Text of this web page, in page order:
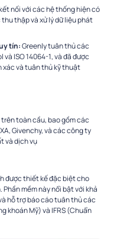
nối với các hệ thống hiện có
thu thập và xử lý dữ liệu phát
tín:Greenly tuân thủ các
ISO 14064-1, và đã được
xác và tuân thủ kỹ thuật
toàn cầu, bao gồm các
Givenchy, và các công ty
và dịch vụ
được thiết kế đặc biệt cho
mềm này nổi bật với khả
hỗ trợ báo cáo tuân thủ các
khoán Mỹ) và IFRS (Chuẩn